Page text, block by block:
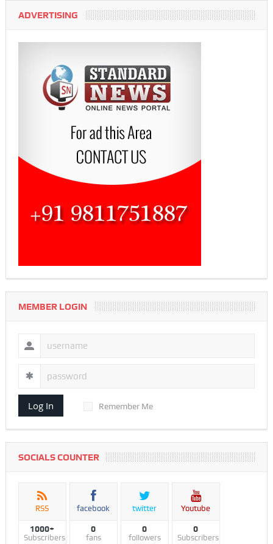
ADVERTISING
MEMBER LOGIN
Log In Remember Me
SOCIALS COUNTER
RSS
1000+
Subscribers
facebook
0
fans
twitter
0
followers
Youtube
0
Subscribers